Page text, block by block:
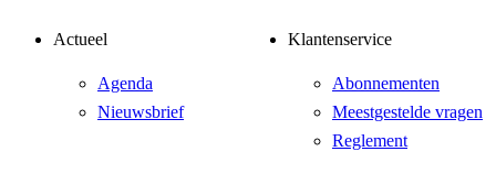
Actueel
Agenda
Nieuwsbrief
Klantenservice
Abonnementen
Meestgestelde vragen
Reglement